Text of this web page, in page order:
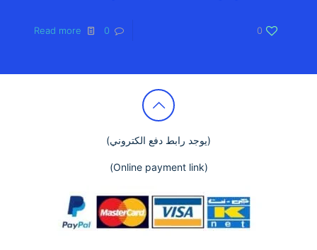
0
0
Read more
(يوجد رابط دفع الكتروني)
(Online payment link)